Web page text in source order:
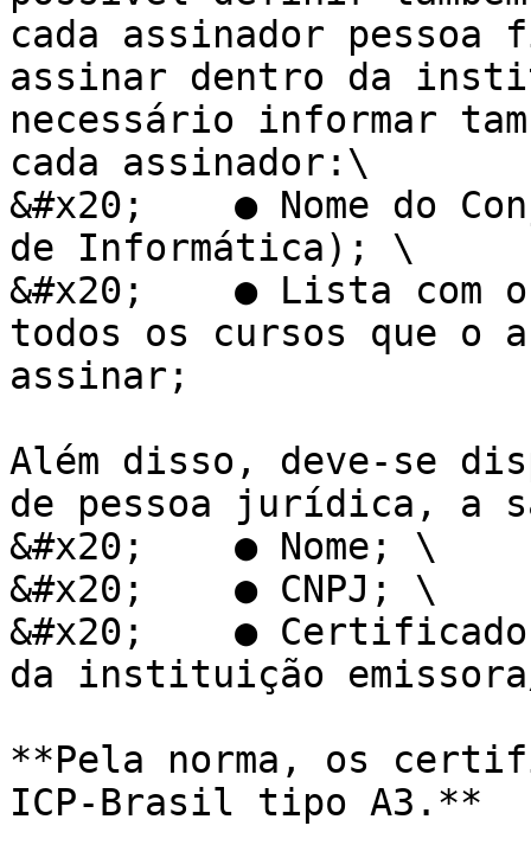
cada assinador
assinar dentro da
necessário informar
cada assinador:\
&#x20;    ● Nome do
de Informática); \
&#x20;    ● Lista com o
todos os cursos que o
assinar;
Além disso, deve-se
de pessoa jurídica, a
&#x20;    ● Nome; \
&#x20;    ● CNPJ; \
&#x20;    ●
da instituição
**Pela norma, os
ICP-Brasil tipo A3.**